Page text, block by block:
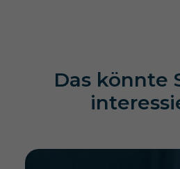
Das könnte